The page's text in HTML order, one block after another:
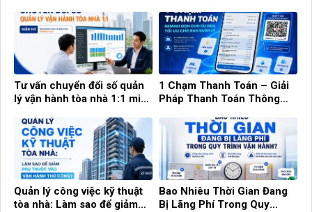
Tư vấn chuyển đổi số quản
lý vận hành tòa nhà 1:1 miễn
1 Chạm Thanh Toán – Giải
Pháp Thanh Toán Thông
Quản Lý
Quản lý công việc kỹ thuật
tòa nhà: Làm sao để giảm
Bao Nhiêu Thời Gian Đang
Bị Lãng Phí Trong Quy